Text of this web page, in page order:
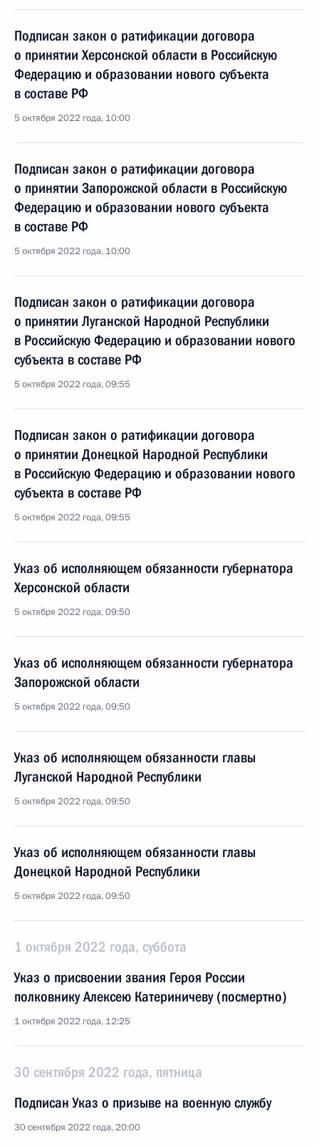
Подписан закон о ратификации договора
о принятии Херсонской области в Российскую
Федерацию и образовании нового субъекта
в составе РФ
5 октября 2022 года, 10:00
Подписан закон о ратификации договора
о принятии Запорожской области в Российскую
Федерацию и образовании нового субъекта
в составе РФ
5 октября 2022 года, 10:00
Подписан закон о ратификации договора
о принятии Луганской Народной Республики
в Российскую Федерацию и образовании нового
субъекта в составе РФ
5 октября 2022 года, 09:55
Подписан закон о ратификации договора
о принятии Донецкой Народной Республики
в Российскую Федерацию и образовании нового
субъекта в составе РФ
5 октября 2022 года, 09:55
Указ об исполняющем обязанности губернатора
Херсонской области
5 октября 2022 года, 09:50
Указ об исполняющем обязанности губернатора
Запорожской области
5 октября 2022 года, 09:50
Указ об исполняющем обязанности главы
Луганской Народной Республики
5 октября 2022 года, 09:50
Указ об исполняющем обязанности главы
Донецкой Народной Республики
5 октября 2022 года, 09:50
1 октября 2022 года, суббота
Указ о присвоении звания Героя России
полковнику Алексею Катериничеву (посмертно)
1 октября 2022 года, 12:25
30 сентября 2022 года, пятница
Подписан Указ о призыве на военную службу
30 сентября 2022 года, 20:00